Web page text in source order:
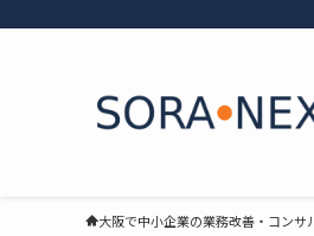
大阪で中小企業の業務改善・コンサ